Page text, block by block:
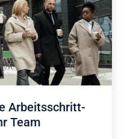
Arbeitsschritt-
Team